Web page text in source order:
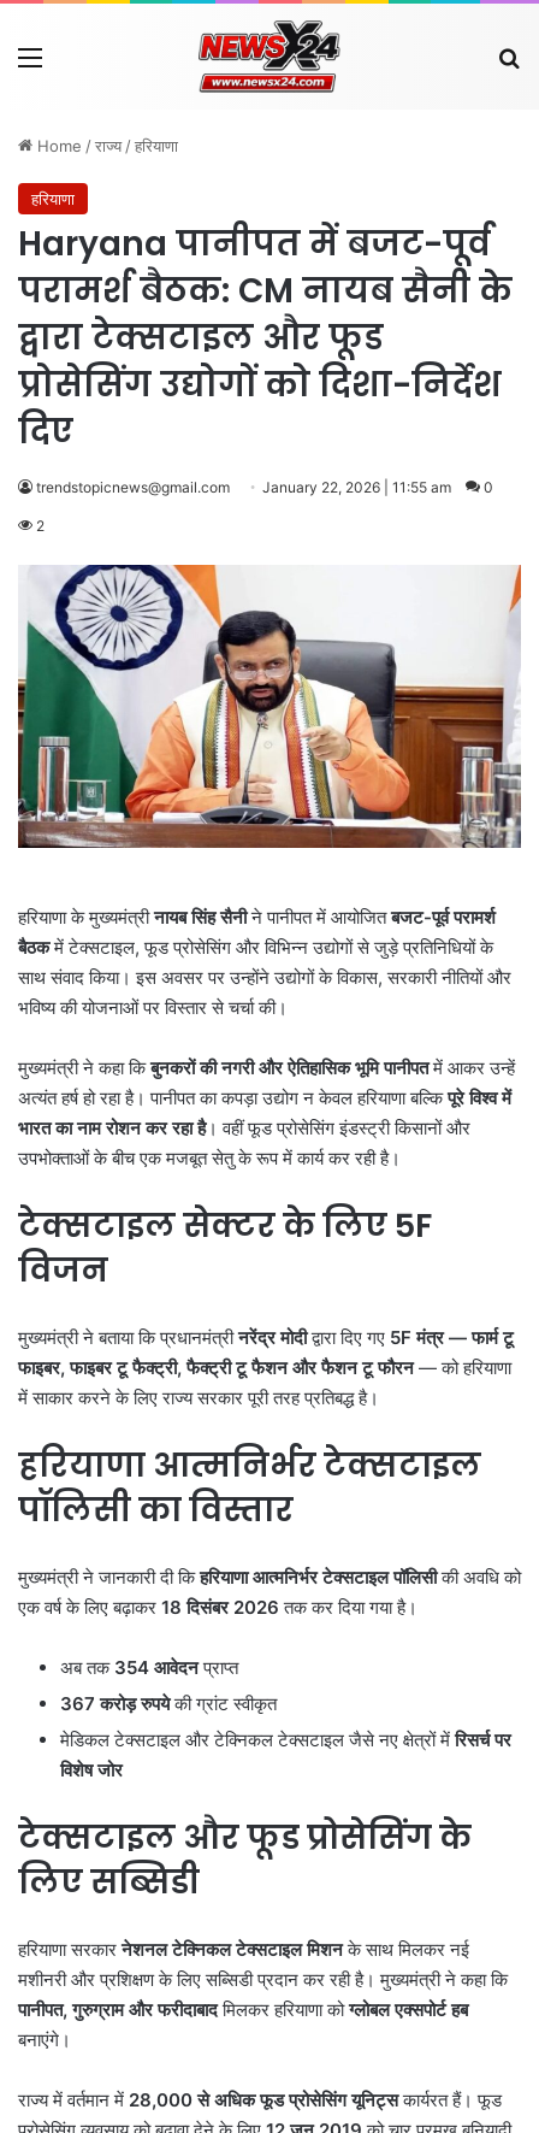
Menu
Home /राज्य /हरियाणा
हरियाणा
Haryana पानीपत में बजट-पूर्व
परामर्श बैठक: CM नायब सैनी के
द्वारा टेक्सटाइल और फूड
प्रोसेसिंग उद्योगों को दिशा-निर्देश
दिए
trendstopicnews@gmail.com January 22, 2026 | 11:55 am 0
2
हरियाणा के मुख्यमंत्रीनायब सिंह सैनीने पानीपत में आयोजितबजट-पूर्व परामर्श
बैठकमें टेक्सटाइल, फूड प्रोसेसिंग और विभिन्न उद्योगों से जुड़े प्रतिनिधियों के
साथ संवाद किया। इस अवसर पर उन्होंने उद्योगों के विकास, सरकारी नीतियों और
भविष्य की योजनाओं पर विस्तार से चर्चा की।
मुख्यमंत्री ने कहा किबुनकरों की नगरी और ऐतिहासिक भूमि पानीपतमें आकर उन्हें
अत्यंत हर्ष हो रहा है। पानीपत का कपड़ा उद्योग न केवल हरियाणा बल्किपूरे विश्व में
भारत का नाम रोशन कर रहा है। वहीं फूड प्रोसेसिंग इंडस्ट्री किसानों और
उपभोक्ताओं के बीच एक मजबूत सेतु के रूप में कार्य कर रही है।
टेक्सटाइल सेक्टर के लिए 5F
विजन
मुख्यमंत्री ने बताया कि प्रधानमंत्रीनरेंद्र मोदीद्वारा दिए गए 5F मंत्र — फार्म टू
फाइबर, फाइबर टू फैक्ट्री, फैक्ट्री टू फैशन और फैशन टू फौरन— को हरियाणा
में साकार करने के लिए राज्य सरकार पूरी तरह प्रतिबद्ध है।
हरियाणा आत्मनिर्भर टेक्सटाइल
पॉलिसी का विस्तार
मुख्यमंत्री ने जानकारी दी किहरियाणा आत्मनिर्भर टेक्सटाइल पॉलिसीकी अवधि को
एक वर्ष के लिए बढ़ाकर 18 दिसंबर 2026 तक कर दिया गया है।
अब तक 354 आवेदनप्राप्त
367 करोड़ रुपयेकी ग्रांट स्वीकृत
मेडिकल टेक्सटाइल और टेक्निकल टेक्सटाइल जैसे नए क्षेत्रों मेंरिसर्च पर
विशेष जोर
टेक्सटाइल और फूड प्रोसेसिंग के
लिए सब्सिडी
हरियाणा सरकारनेशनल टेक्निकल टेक्सटाइल मिशनके साथ मिलकर नई
मशीनरी और प्रशिक्षण के लिए सब्सिडी प्रदान कर रही है। मुख्यमंत्री ने कहा कि
पानीपत, गुरुग्राम और फरीदाबादमिलकर हरियाणा कोग्लोबल एक्सपोर्ट हब
बनाएंगे।
राज्य में वर्तमान में 28,000 से अधिक फूड प्रोसेसिंग यूनिट्सकार्यरत हैं। फूड